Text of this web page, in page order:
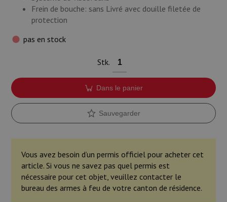
Frein de bouche: sans Livré avec douille filetée de
protection
pas en stock
Stk.
Dans le panier
Sauvegarder
Vous avez besoin d’un permis officiel pour acheter cet
article. Si vous ne savez pas quel permis est
nécessaire pour cet objet, veuillez contacter le
bureau des armes à feu de votre canton de résidence.